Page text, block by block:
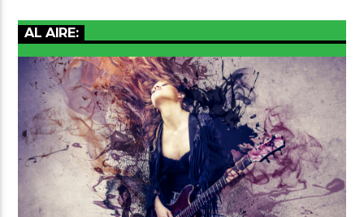
AL AIRE: